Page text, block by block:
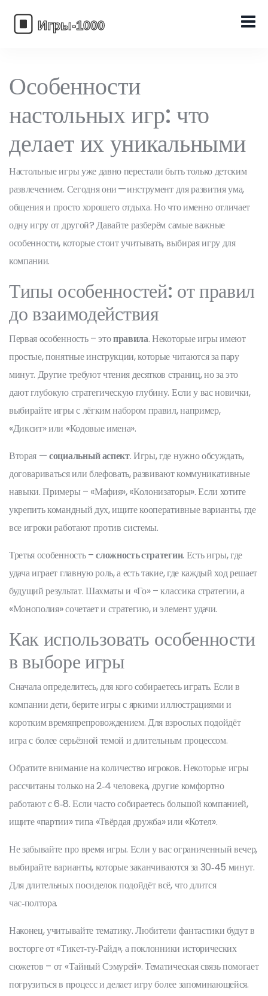
Особенности
настольных игр: что
делает их уникальными
Настольные игры уже давно перестали быть только детским
развлечением. Сегодня они — инструмент для развития ума,
общения и просто хорошего отдыха. Но что именно отличает
одну игру от другой? Давайте разберём самые важные
особенности, которые стоит учитывать, выбирая игру для
компании.
Типы особенностей: от правил
до взаимодействия
Первая особенность – этоправила. Некоторые игры имеют
простые, понятные инструкции, которые читаются за пару
минут. Другие требуют чтения десятков страниц, но за это
дают глубокую стратегическую глубину. Если у вас новички,
выбирайте игры с лёгким набором правил, например,
«Диксит» или «Кодовые имена».
Вторая —социальный аспект. Игры, где нужно обсуждать,
договариваться или блефовать, развивают коммуникативные
навыки. Примеры – «Мафия», «Колонизаторы». Если хотите
укрепить командный дух, ищите кооперативные варианты, где
все игроки работают против системы.
Третья особенность –сложность стратегии. Есть игры, где
удача играет главную роль, а есть такие, где каждый ход решает
будущий результат. Шахматы и «Го» – классика стратегии, а
«Монополия» сочетает и стратегию, и элемент удачи.
Как использовать особенности
в выборе игры
Сначала определитесь, для кого собираетесь играть. Если в
компании дети, берите игры с яркими иллюстрациями и
коротким времяпрепровождением. Для взрослых подойдёт
игра с более серьёзной темой и длительным процессом.
Обратите внимание на количество игроков. Некоторые игры
рассчитаны только на 2‑4 человека, другие комфортно
работают с 6‑8. Если часто собираетесь большой компанией,
ищите «партии» типа «Твёрдая дружба» или «Котел».
Не забывайте про время игры. Если у вас ограниченный вечер,
выбирайте варианты, которые заканчиваются за 30‑45 минут.
Для длительных посиделок подойдёт всё, что длится
час‑полтора.
Наконец, учитывайте тематику. Любители фантастики будут в
восторге от «Тикет‑ту‑Райд», а поклонники исторических
сюжетов – от «Тайный Сэмурей». Тематическая связь помогает
погрузиться в процесс и делает игру более запоминающейся.